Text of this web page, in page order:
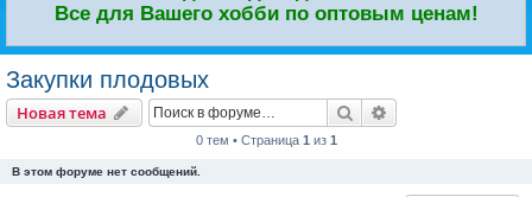
Все для Вашего хобби по оптовым ценам!
Закупки плодовых
Новая тема
Новаятема Поиск
0 тем • Страница 1 из 1
В этом форуме нет сообщений.